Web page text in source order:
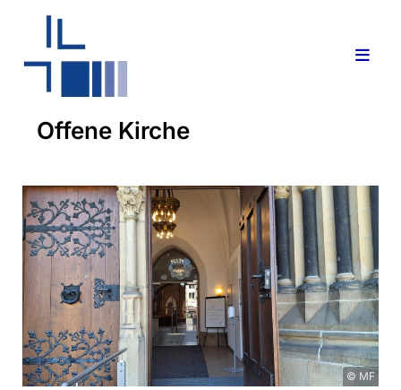
Offene Kirche
© MF